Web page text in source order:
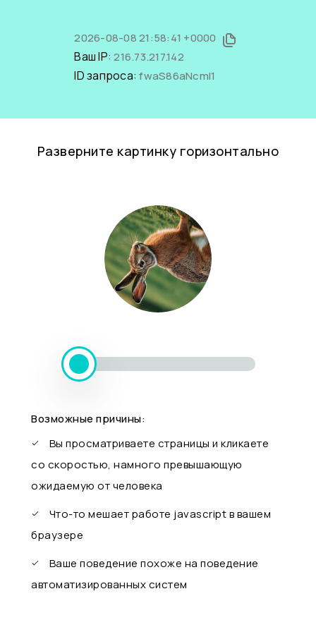
2026-08-08 21:58:41 +0000
Ваш IP:216.73.217.142
ID запроса:fwaS86aNcmI1
Разверните картинку горизонтально
Возможные причины:
Вы просматриваете страницы и кликаете
со скоростью, намного превышающую
ожидаемую от человека
Что-то мешает работе javascript в вашем
браузере
Ваше поведение похоже на поведение
автоматизированных систем